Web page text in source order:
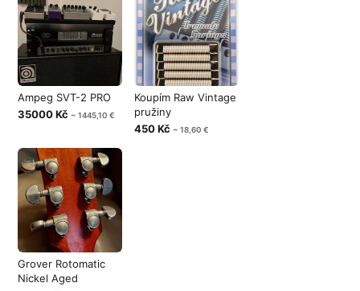
Ampeg SVT-2 PRO
35000 Kč ~ 1445,10 €
Koupím Raw Vintage
pružiny
450 Kč ~ 18,60 €
Grover Rotomatic
Nickel Aged